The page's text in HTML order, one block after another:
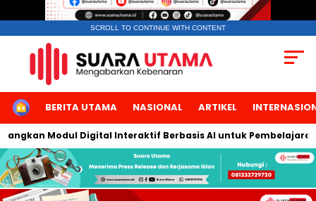
SCROLL TO CONTINUE WITH CONTENT
HOMEBERITA UTAMA NASIONAL ARTIKEL
Modul Digital Interaktif Berbasis AI untuk Pembelajaran